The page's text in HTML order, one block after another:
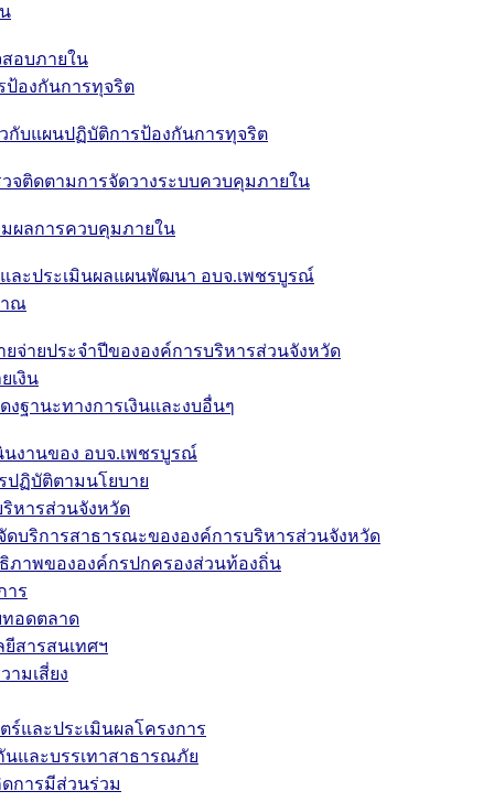
อบภายใน
ป้องกันการทุจริต
วกับแผนปฏิบัติการป้องกันการทุจริต
จติดตามการจัดวางระบบควบคุมภายใน
ผลการควบคุมภายใน
ละประเมินผลแผนพัฒนา อบจ.เพชรบูรณ์
าณ
จ่ายประจำปีขององค์การบริหารส่วนจังหวัด
เงิน
งฐานะทางการเงินและงบอื่นๆ
นงานของ อบจ.เพชรบูรณ์
ปฏิบัติตามนโยบาย
หารส่วนจังหวัด
ดบริการสาธารณะขององค์การบริหารส่วนจังหวัด
ภาพขององค์กรปกครองส่วนท้องถิ่น
าร
อดตลาด
สารสนเทศฯ
ามเสี่ยง
ร์และประเมินผลโครงการ
และบรรเทาสาธารณภัย
ดการมีส่วนร่วม